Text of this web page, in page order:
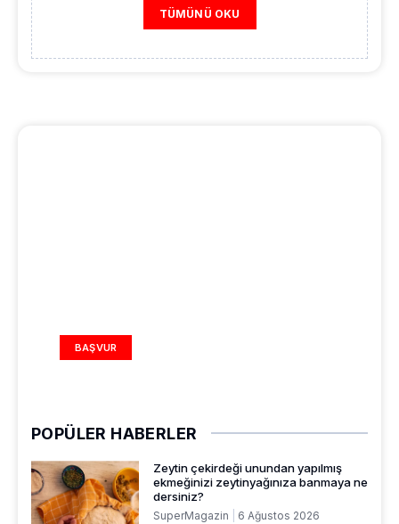
TÜMÜNÜ OKU
BAŞVUR
POPÜLER HABERLER
Zeytin çekirdeği unundan yapılmış
ekmeğinizi zeytinyağınıza banmaya ne
dersiniz?
SuperMagazin 6 Ağustos 2026